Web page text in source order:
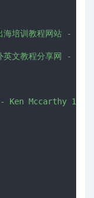
训教程网站 -
教程分享网 -
Mccarthy 13